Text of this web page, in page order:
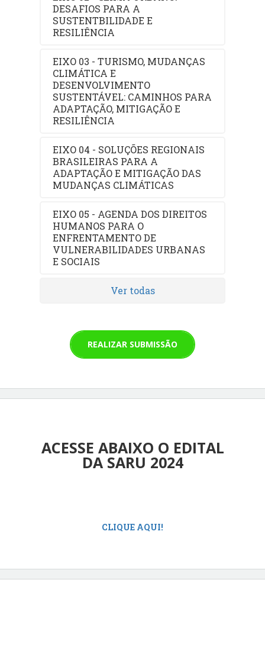
DESAFIOS PARA A
SUSTENTBILIDADE E
RESILIÊNCIA
EIXO 03 - TURISMO, MUDANÇAS
CLIMÁTICA E
DESENVOLVIMENTO
SUSTENTÁVEL: CAMINHOS PARA
ADAPTAÇÃO, MITIGAÇÃO E
RESILIÊNCIA
EIXO 04 - SOLUÇÕES REGIONAIS
BRASILEIRAS PARA A
ADAPTAÇÃO E MITIGAÇÃO DAS
MUDANÇAS CLIMÁTICAS
EIXO 05 - AGENDA DOS DIREITOS
HUMANOS PARA O
ENFRENTAMENTO DE
VULNERABILIDADES URBANAS
E SOCIAIS
Ver todas
REALIZAR SUBMISSÃO
ACESSE ABAIXO O EDITAL
DA SARU 2024
CLIQUE AQUI!